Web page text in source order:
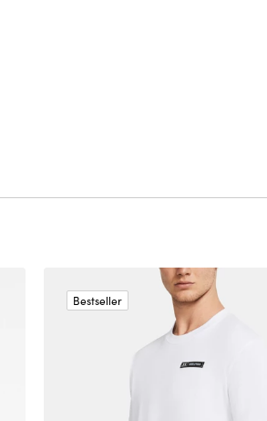
Bestseller